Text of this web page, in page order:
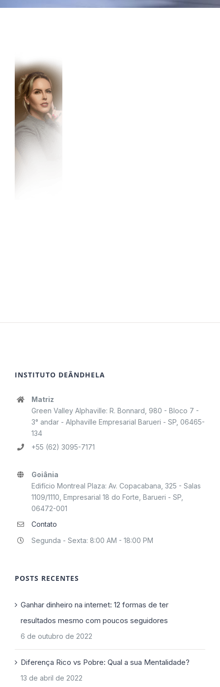
INSTITUTO DEÂNDHELA
Matriz
Green Valley Alphaville: R. Bonnard, 980 - Bloco 7 -
3° andar - Alphaville Empresarial Barueri - SP, 06465-
134
+55 (62) 3095-7171
Goiânia
Edifício Montreal Plaza: Av. Copacabana, 325 - Salas
1109/1110, Empresarial 18 do Forte, Barueri - SP,
06472-001
Contato
Segunda - Sexta: 8:00 AM - 18:00 PM
POSTS RECENTES
Ganhar dinheiro na internet: 12 formas de ter
resultados mesmo com poucos seguidores
6 de outubro de 2022
Diferença Rico vs Pobre: Qual a sua Mentalidade?
13 de abril de 2022